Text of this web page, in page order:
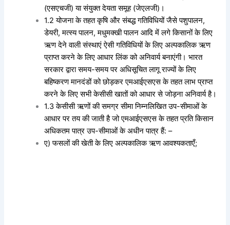
(एसएचजी) या संयुक्त देयता समूह (जेएलजी)।
1.2 योजना के तहत कृषि और संबद्ध गतिविधियों जैसे पशुपालन,
डेयरी, मत्स्य पालन, मधुमक्खी पालन आदि में लगे किसानों के लिए
ऋण देने वाली संस्थाएं ऐसी गतिविधियों के लिए अल्पकालिक ऋण
प्राप्त करने के लिए आधार लिंक को अनिवार्य बनाएंगी। भारत
सरकार द्वारा समय-समय पर अधिसूचित लागू राज्यों के लिए
बहिष्करण मानदंडों को छोड़कर एमआईएसएस के तहत लाभ प्राप्त
करने के लिए सभी केसीसी खातों को आधार से जोड़ना अनिवार्य है।
1.3 केसीसी ऋणों की समग्र सीमा निम्नलिखित उप-सीमाओं के
आधार पर तय की जाती है जो एमआईएसएस के तहत प्रति किसान
अधिकतम पात्र उप-सीमाओं के अधीन पात्र हैं: –
ए) फसलों की खेती के लिए अल्पकालिक ऋण आवश्यकताएँ;